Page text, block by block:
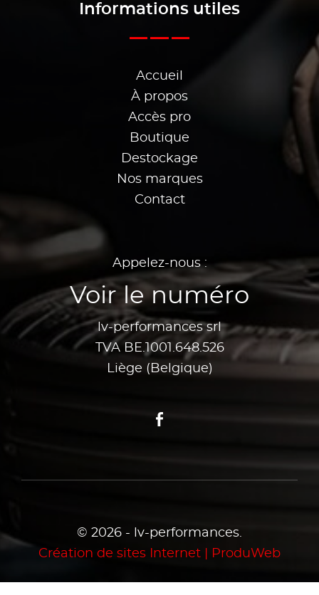
Informations utiles
Accueil
À propos
Accès pro
Boutique
Destockage
Nos marques
Contact
Appelez-nous :
Voir le numéro
lv-performances srl
TVA BE.1001.648.526
Liège (Belgique)
© 2026 - lv-performances.
Création de sites Internet | ProduWeb